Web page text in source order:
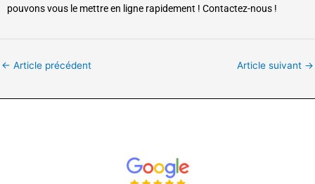
pouvons vous le mettre en ligne rapidement ! Contactez-nous !
← Article précédent Article suivant →